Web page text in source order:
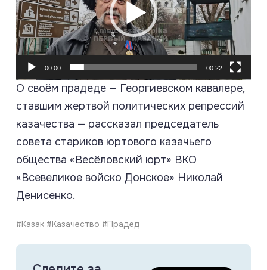
00:00 00:22
О своём прадеде — Георгиевском кавалере,
ставшим жертвой политических репрессий
казачества — рассказал председатель
совета стариков юртового казачьего
общества «Весёловский юрт» ВКО
«Всевеликое войско Донское» Николай
Денисенко.
#Казак #Казачество #Прадед